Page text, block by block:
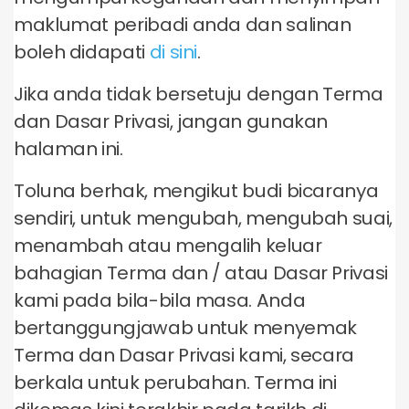
maklumat peribadi anda dan salinan
boleh didapati di sini.
Jika anda tidak bersetuju dengan Terma
dan Dasar Privasi, jangan gunakan
halaman ini.
Toluna berhak, mengikut budi bicaranya
sendiri, untuk mengubah, mengubah suai,
menambah atau mengalih keluar
bahagian Terma dan / atau Dasar Privasi
kami pada bila-bila masa. Anda
bertanggungjawab untuk menyemak
Terma dan Dasar Privasi kami, secara
berkala untuk perubahan. Terma ini